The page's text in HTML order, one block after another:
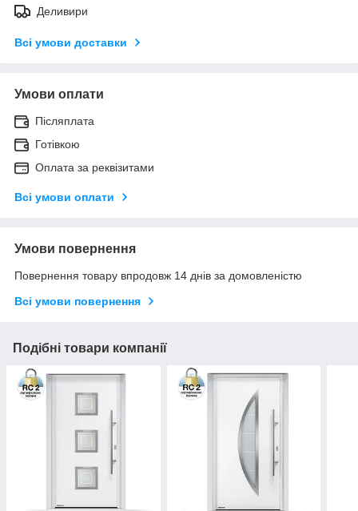
Деливири
Всі умови доставки
Умови оплати
Післяплата
Готівкою
Оплата за реквізитами
Всі умови оплати
Умови повернення
Повернення товару впродовж 14 днів за домовленістю
Всі умови повернення
Подібні товари компанії